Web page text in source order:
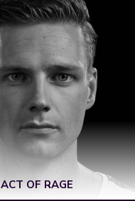
ACT OF RAGE